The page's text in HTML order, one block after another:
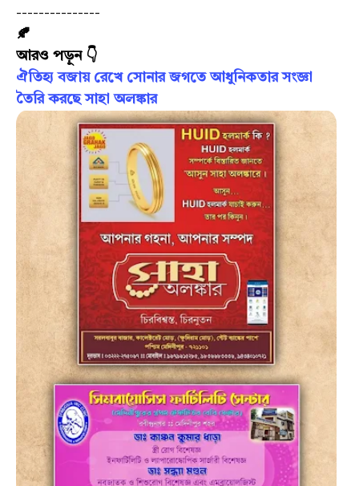
---------------
🍂
আরও পড়ুন 👇
ঐতিহ্য বজায় রেখে সোনার জগতে আধুনিকতার সংজ্ঞা
তৈরি করছে সাহা অলঙ্কার